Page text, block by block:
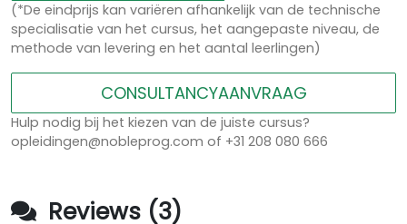
(*De eindprijs kan variëren afhankelijk van de technische
specialisatie van het cursus, het aangepaste niveau, de
methode van levering en het aantal leerlingen)
CONSULTANCYAANVRAAG
Hulp nodig bij het kiezen van de juiste cursus?
opleidingen@nobleprog.com of +31 208 080 666
Reviews (3)